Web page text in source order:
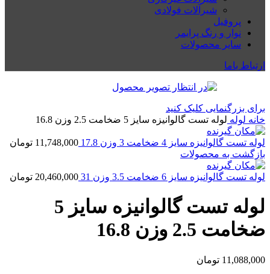
شیرآلات فولادی
پروفیل
نوار و رنگ پرایمر
سایر محصولات
ارتباط باما
برای بزرگنمایی کلیک کنید
خانه لوله لوله تست گالوانیزه سایز 5 ضخامت 2.5 وزن 16.8
لوله تست گالوانیزه سایز 4 ضخامت 3 وزن 17.8 11,748,000 تومان
بازگشت به محصولات
لوله تست گالوانیزه سایز 6 ضخامت 3.5 وزن 31 20,460,000 تومان
لوله تست گالوانیزه سایز 5
ضخامت 2.5 وزن 16.8
11,088,000 تومان